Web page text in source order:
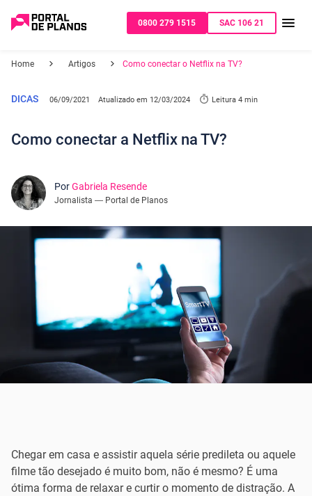
0800 279 1515 SAC 106 21
Home Artigos Como conectar o Netflix na TV?
DICAS 06/09/2021 Atualizado em 12/03/2024 Leitura 4 min
Como conectar a Netflix na TV?
PorGabriela Resende
Jornalista — Portal de Planos
Chegar em casa e assistir aquela série predileta ou aquele
filme tão desejado é muito bom, não é mesmo? É uma
ótima forma de relaxar e curtir o momento de distração. A